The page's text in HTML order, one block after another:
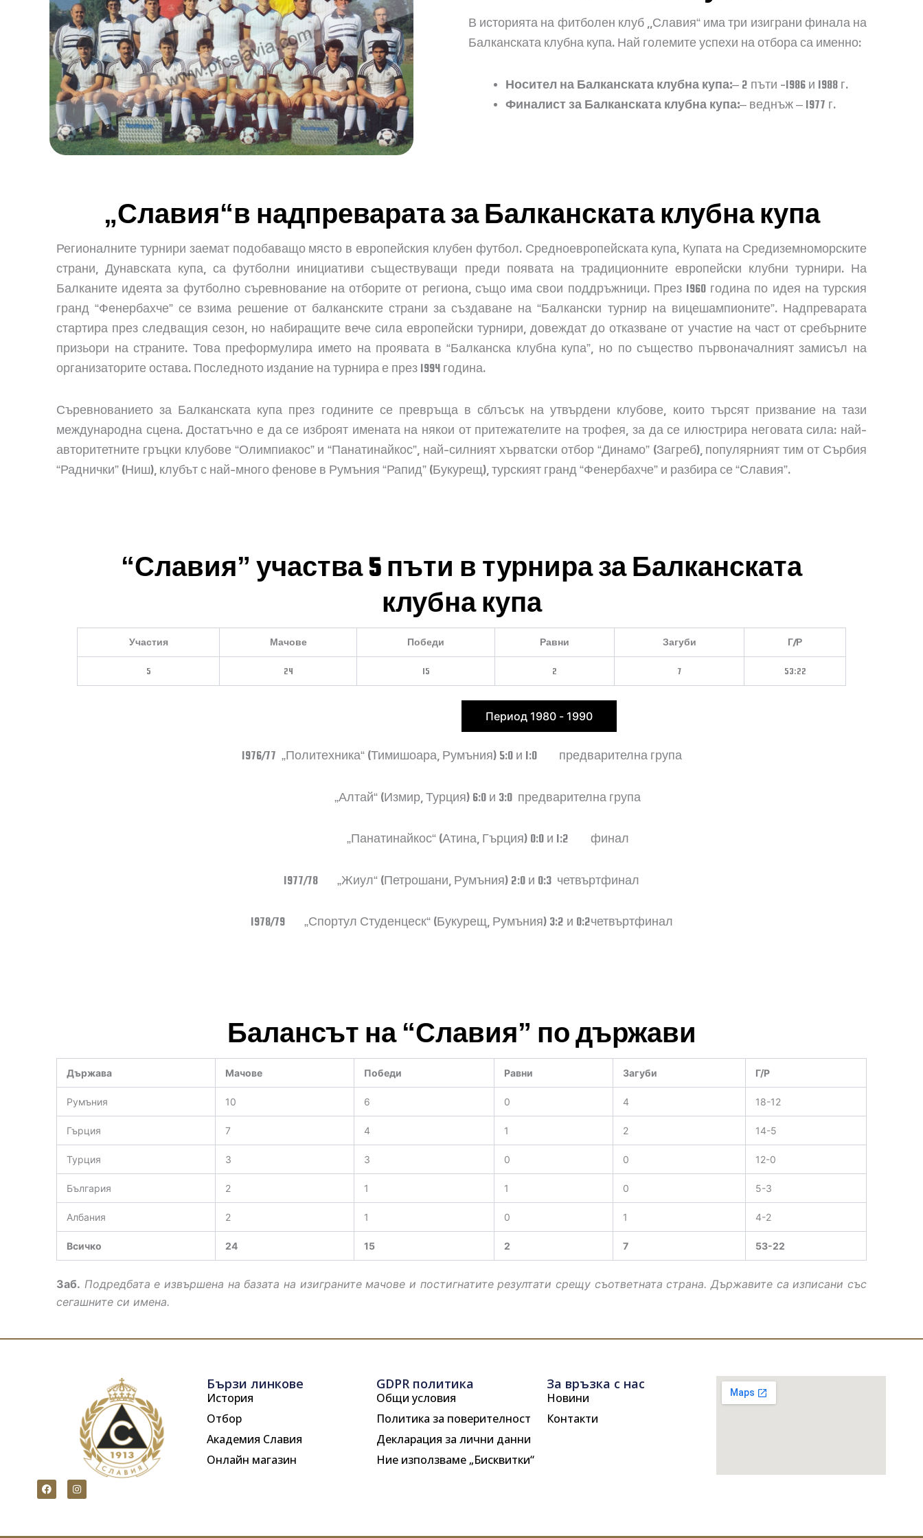
В историята на фитболен клуб ,,Славия“ има три изиграни финала на
Балканската клубна купа. Най големите успехи на отбора са именно:
Носител на Балканската клубна купа:– 2 пъти -1986 и 1988 г.
Финалист за Балканската клубна купа:– веднъж – 1977 г.
„Славия“в надпреварата за Балканската клубна купа
Регионалните турнири заемат подобаващо място в европейския клубен футбол. Средноевропейската купа, Купата на Средиземноморските
страни, Дунавската купа, са футболни инициативи съществуващи преди появата на традиционните европейски клубни турнири. На
Балканите идеята за футболно съревнование на отборите от региона, също има свои поддръжници. През 1960 година по идея на турския
гранд “Фенербахче” се взима решение от балканските страни за създаване на “Балкански турнир на вицешампионите”. Надпреварата
стартира през следващия сезон, но набиращите вече сила европейски турнири, довеждат до отказване от участие на част от сребърните
призьори на страните. Това преформулира името на проявата в “Балканска клубна купа”, но по същество първоначалният замисъл на
организаторите остава. Последното издание на турнира е през 1994 година.
Съревнованието за Балканската купа през годините се превръща в сблъсък на утвърдени клубове, които търсят призвание на тази
международна сцена. Достатъчно е да се изброят имената на някои от притежателите на трофея, за да се илюстрира неговата сила: най-
авторитетните гръцки клубове “Олимпиакос” и “Панатинайкос”, най-силният хърватски отбор “Динамо” (Загреб), популярният тим от Сърбия
“Раднички” (Ниш), клубът с най-много фенове в Румъния “Рапид” (Букурещ), турският гранд “Фенербахче” и разбира се “Славия”.
“Славия” участва 5 пъти в турнира за Балканската
клубна купа
Участия Мачове Победи Равни Загуби Г/Р
5 24 15 2 7 53:22
Период 1980 - 1990
1976/77 „Политехника“ (Тимишоара, Румъния) 5:0 и 1:0 предварителна група
„Алтай“ (Измир, Турция) 6:0 и 3:0 предварителна група
„Панатинайкос“ (Атина, Гърция) 0:0 и 1:2 финал
1977/78 „Жиул“ (Петрошани, Румъния) 2:0 и 0:3 четвъртфинал
1978/79 „Спортул Студенцеск“ (Букурещ, Румъния) 3:2 и 0:2четвъртфинал
Балансът на “Славия” по държави
Държава Мачове Победи Равни Загуби Г/Р
Румъния 10 6 0 4 18-12
Гърция 7 4 1 2 14-5
Турция 3 3 0 0 12-0
България 2 1 1 0 5-3
Албания 2 1 0 1 4-2
Всичко 24 15 2 7 53-22
Заб. Подредбата е извършена на базата на изиграните мачове и постигнатите резултати срещу съответната страна. Държавите са изписани със
сегашните си имена.
F
a
c
I
n
s
Бързи линкове
История
Отбор
Академия Славия
Онлайн магазин
GDPR политика
Общи условия
Политика за поверителност
Декларация за лични данни
Ние използваме „Бисквитки“
За връзка с нас
Новини
Контакти